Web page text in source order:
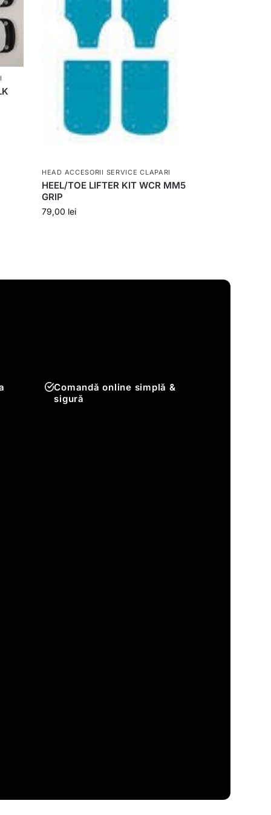
HEAD ACCESORII SERVICE CLAPARI
HEEL/TOE LIFTER KIT WCR MM5
GRIP
79,00 lei
Comandă online simplă &
sigură